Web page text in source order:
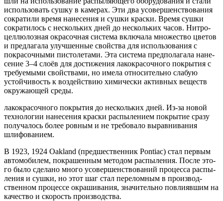
исполь­зо­вать суш­ку в каме­рах. Эти два усо­вер­шен­ство­ва­ния
сокра­ти­ли вре­мя нане­се­ния и суш­ки крас­ки. Вре­мя суш­ки
сокра­ти­лось с несколь­ких дней до несколь­ких часов. Нит­ро­
цел­лю­лоз­ная окра­соч­ная систе­ма вклю­ча­ла мно­же­ство цве­тов
и пред­ла­га­ла улуч­шен­ные свой­ства для исполь­зо­ва­ния с
покра­соч­ны­ми писто­ле­та­ми. Эта систе­ма пред­по­ла­га­ла нане­
се­ние 3–4 сло­ёв для дости­же­ния лако­кра­соч­но­го покры­тия с
тре­бу­е­мы­ми свой­ства­ми, но име­ла отно­си­тель­но сла­бую
устой­чи­вость к воз­дей­ствию хими­че­ски актив­ных веществ
окру­жа­ю­щей среды.
лако­кра­соч­но­го покры­тия до несколь­ких дней. Из-за новой
тех­но­ло­гии нане­се­ния крас­ки рас­пы­ле­ни­ем покры­тие сра­зу
полу­ча­лось более ров­ным и не тре­бо­ва­ло вырав­ни­ва­ния
шлифованием.
В 1923, 1924 Oakland (пред­ше­ствен­ник Pontiac) стал пер­вым
авто­мо­би­лем, покра­шен­ным мето­дом рас­пы­ле­ния. После это­
го было сде­ла­но мно­го усо­вер­шен­ство­ва­ний про­цес­са рас­пы­
ле­ния и суш­ки, но этот шаг стал пере­лом­ным в про­из­вод­
ствен­ном про­цес­се окра­ши­ва­ния, зна­чи­тель­но повли­яв­шим на
каче­ство и ско­рость производства.